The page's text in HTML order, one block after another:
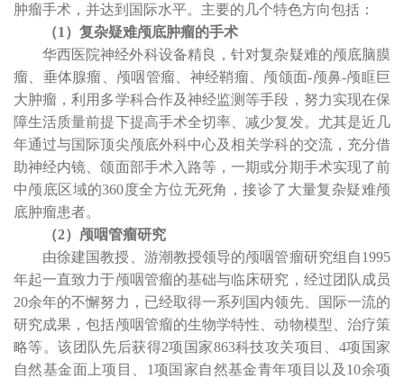
肿瘤手术，并达到国际水平。主要的几个特色方向包括：
（1 ）复杂疑难颅底肿瘤的手术
华西医院神经外科设备精良，针对复杂疑难的颅底脑膜
瘤、垂体腺瘤、颅咽管瘤、神经鞘瘤、颅颌面-颅鼻-颅眶巨
大肿瘤，利用多学科合作及神经监测等手段，努力实现在保
障生活质量前提下提高手术全切率、减少复发。尤其是近几
年通过与国际顶尖颅底外科中心及相关学科的交流，充分借
助神经内镜、颌面部手术入路等，一期或分期手术实现了前
中颅底区域的360度全方位无死角，接诊了大量复杂疑难颅
底肿瘤患者。
（2）颅咽管瘤研究
由徐建国教授、游潮教授领导的颅咽管瘤研究组自1995
年起一直致力于颅咽管瘤的基础与临床研究，经过团队成员
20余年的不懈努力，已经取得一系列国内领先、国际一流的
研究成果，包括颅咽管瘤的生物学特性、动物模型、治疗策
略等。该团队先后获得2项国家863科技攻关项目、 4项国家
自然基金面上项目、 1项国家自然基金青年项目以及 10余项